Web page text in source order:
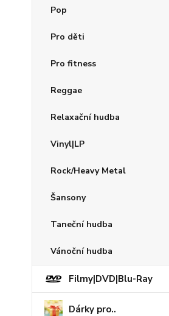
Pop
Pro děti
Pro fitness
Reggae
Relaxační hudba
Vinyl|LP
Rock/Heavy Metal
Šansony
Taneční hudba
Vánoční hudba
Filmy|DVD|Blu-Ray
Dárky pro..